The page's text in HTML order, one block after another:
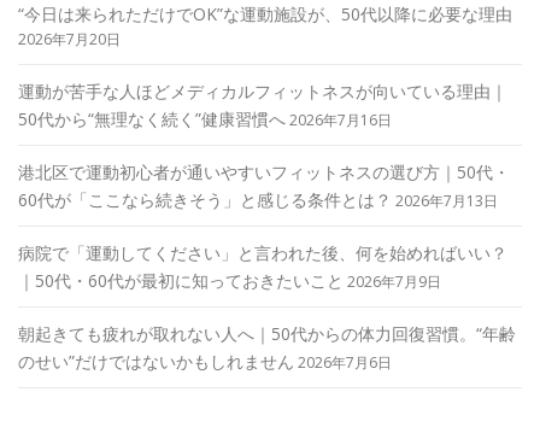
“今日は来られただけでOK”な運動施設が、50代以降に必要な理由
2026年7月20日
運動が苦手な人ほどメディカルフィットネスが向いている理由｜
50代から“無理なく続く”健康習慣へ2026年7月16日
港北区で運動初心者が通いやすいフィットネスの選び方｜50代・
60代が「ここなら続きそう」と感じる条件とは？ 2026年7月13日
病院で「運動してください」と言われた後、何を始めればいい？
｜50代・60代が最初に知っておきたいこと 2026年7月9日
朝起きても疲れが取れない人へ｜50代からの体力回復習慣。“年齢
のせい”だけではないかもしれません 2026年7月6日